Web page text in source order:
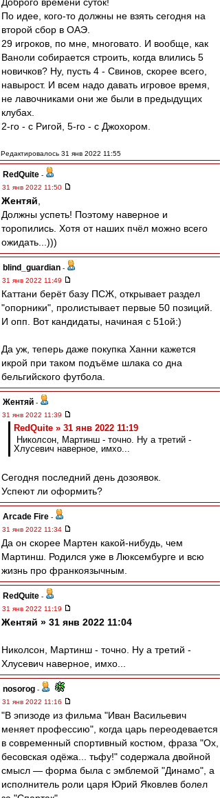
По идее, кого-то должны не взять сегодня на
второй сбор в ОАЭ.
29 игроков, по мне, многовато. И вообще, как
Ваноли собирается строить, когда влились 5
новичков? Ну, пусть 4 - Свинов, скорее всего,
навырост. И всем надо давать игровое время,
не лавочниками они же были в предыдущих
клубах.
2-го - с Ригой, 5-го - с Джохором.
Редактировалось 31 янв 2022 11:55
RedQuite -
31 янв 2022 11:50
Жентяй
Должны успеть! Поэтому наверное и
торопились. Хотя от наших пчёл можно всего
ожидать...)))
blind_guardian -
31 янв 2022 11:49
Каттани берёт базу ПСЖ, открывает раздел
"опорники", пролистывает первые 50 позиций.
И опп. Вот кандидаты, начиная с 51ой:)
Да уж, теперь даже покупка Ханни кажется
икрой при таком подъёме шлака со дна
бельгийского футбола.
Жентяй -
31 янв 2022 11:39
RedQuite » 31 янв 2022 11:19
Николсон, Мартинш - точно. Ну а третий -
Хлусевич наверное, имхо...
Сегодня последний день дозоявок.
Успеют ли оформить?
Arcade Fire -
31 янв 2022 11:34
Да он скорее Мартен какой-нибудь, чем
Мартинш. Родился уже в Люксембурге и всю
жизнь про франкоязычным.
RedQuite -
31 янв 2022 11:19
Жентяй » 31 янв 2022 11:04
Николсон, Мартинш - точно. Ну а третий -
Хлусевич наверное, имхо...
nosorog -
31 янв 2022 11:16
"В эпизоде из фильма "Иван Васильевич
меняет профессию", когда царь переодевается
в современный спортивный костюм, фраза "Ох,
бесовская одёжа... тьфу!" содержала двойной
смысл — форма была с эмблемой "Динамо", а
исполнитель роли царя Юрий Яковлев болел